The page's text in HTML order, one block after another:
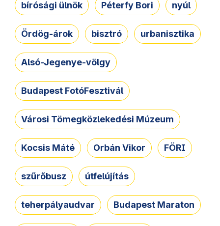
bírósági ülnök Péterfy Bori nyúl
Ördög-árok bisztró urbanisztika
Alsó-Jegenye-völgy
Budapest FotóFesztivál
Városi Tömegközlekedési Múzeum
Kocsis Máté Orbán Vikor FÖRI
szűrőbusz útfelújítás
teherpályaudvar Budapest Maraton